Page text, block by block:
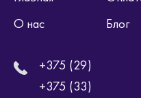
О нас
Блог
+375 (29)
+375 (33)